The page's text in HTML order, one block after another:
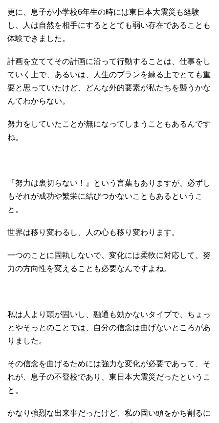
更に、息子が小学校6年生の時には東日本大震災も経験
し、人は自然を相手にするととても弱い存在であることも
体験できました。
計画を立ててその計画に沿って行動することは、仕事をし
ていく上で、あるいは、人生のプランを練る上でとても重
要と思っていたけど、どんな外的要素が私たちを襲うかな
んてわからない。
努力をしていたことが無になってしまうこともあるんです
ね。
『努力は裏切らない！』という言葉もありますが、必ずし
もそれが成功や繁栄に結びつかないこともあるというこ
と。
世界は移り変わるし、人の心も移り変わります。
一つのことに固執しないで、変化には柔軟に対応して、努
力の方向性を変えることも必要なんですよね。
私は人より頭が固いし、融通も効かないタイプで、ちょっ
とやそっとのことでは、自分の信念は曲げないところがあ
りました。
その信念を曲げるためには強力な変化が必要であって、そ
れが、息子の不登校であり、東日本大震災だったというこ
と。
かなり強烈な出来事だったけど、私の固い頭をかち割るに